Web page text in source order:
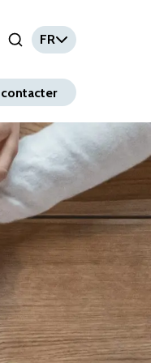
Open Search Input
FR